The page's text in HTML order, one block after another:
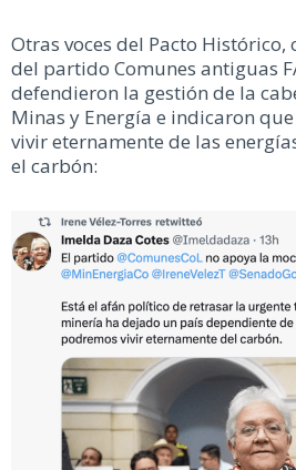
Otras voces del Pacto Histórico,
del partido Comunes antiguas
defendieron la gestión de la
Minas y Energía e indicaron
vivir eternamente de las
el carbón: